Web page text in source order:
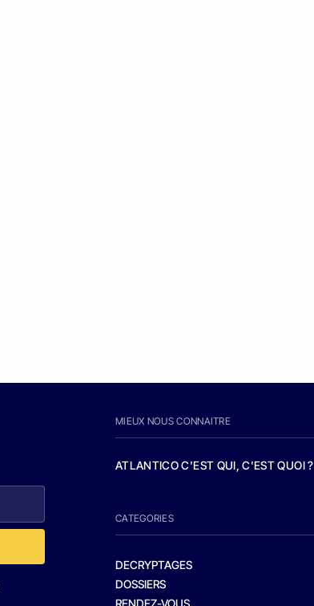
MIEUX NOUS CONNAITRE
ATLANTICO C'EST QUI, C'EST QUOI ?
CATEGORIES
DECRYPTAGES
DOSSIERS
RENDEZ-VOUS